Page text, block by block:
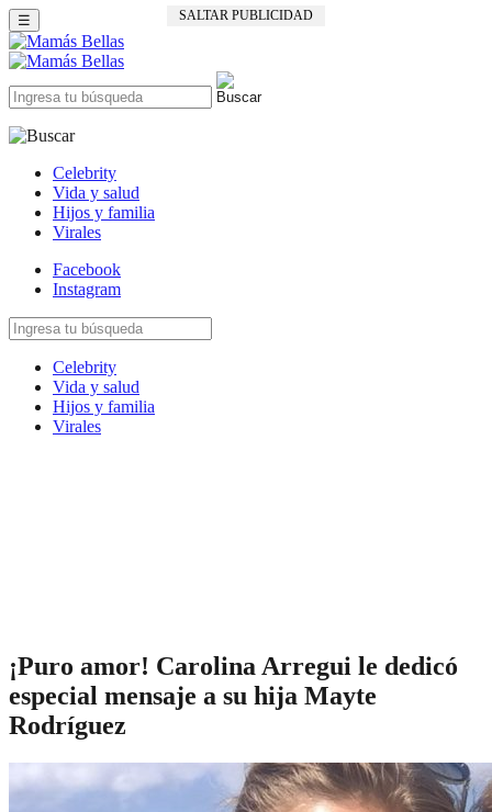
SALTAR PUBLICIDAD
☰
Celebrity
Vida y salud
Hijos y familia
Virales
Facebook
Instagram
Celebrity
Vida y salud
Hijos y familia
Virales
¡Puro amor! Carolina Arregui le dedicó
especial mensaje a su hija Mayte
Rodríguez